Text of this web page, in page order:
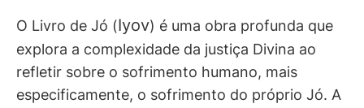
O Livro de Jó (Iyov) é uma obra profunda que
explora a complexidade da justiça Divina ao
refletir sobre o sofrimento humano, mais
especificamente, o sofrimento do próprio Jó. A